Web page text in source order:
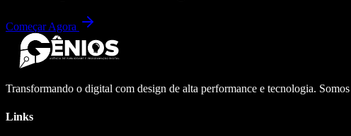
Começar Agora
Transformando o digital com design de alta performance e tecnologia.
Links